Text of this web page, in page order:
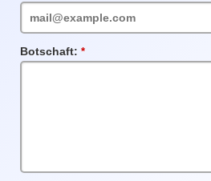
Botschaft: